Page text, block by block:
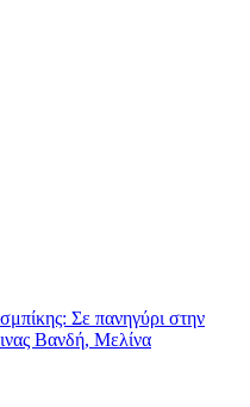
Σε πανηγύρι στην
Βανδή, Μελίνα